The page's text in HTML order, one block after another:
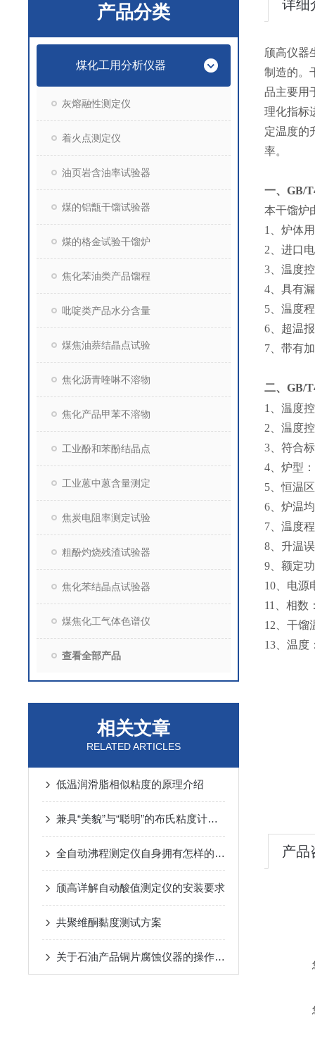
产品分类
煤化工用分析仪器
灰熔融性测定仪
着火点测定仪
油页岩含油率试验器
煤的铝甑干馏试验器
煤的格金试验干馏炉
焦化苯油类产品馏程
吡啶类产品水分含量
煤焦油萘结晶点试验
焦化沥青喹啉不溶物
焦化产品甲苯不溶物
工业酚和苯酚结晶点
工业蒽中蒽含量测定
焦炭电阻率测定试验
粗酚灼烧残渣试验器
焦化苯结晶点试验器
煤焦化工气体色谱仪
查看全部产品
相关文章
RELATED ARTICLES
低温润滑脂相似粘度的原理介绍
兼具“美貌”与“聪明”的布氏粘度计你会用吗？
全自动沸程测定仪自身拥有怎样的优势呢？
颀高详解自动酸值测定仪的安装要求
共聚维酮黏度测试方案
关于石油产品铜片腐蚀仪器的操作和注意事项
详细
颀高仪器
制造的。
品主要用
理化指标
定温度的
率。
一、 GB/
本干馏炉
1、炉体
2、进口
3、温度
4、具有
5、温度
6、超温
7、带有
二、 GB/
1、温度
2、温度
3、符
4、炉
5、恒温
6、炉温
7、温度
8、升温
9、额
10、电
11、
12、干
13、
产品